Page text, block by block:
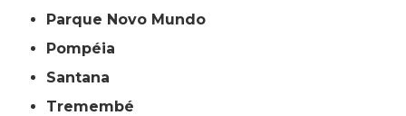
Parque Novo Mundo
Pompéia
Santana
Tremembé